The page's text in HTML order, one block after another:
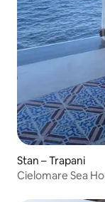
Stan – Trapani
Cielomare Sea